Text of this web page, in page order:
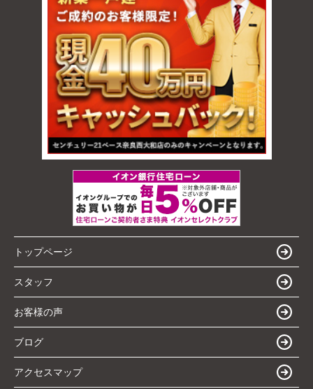
トップページ
スタッフ
お客様の声
ブログ
アクセスマップ